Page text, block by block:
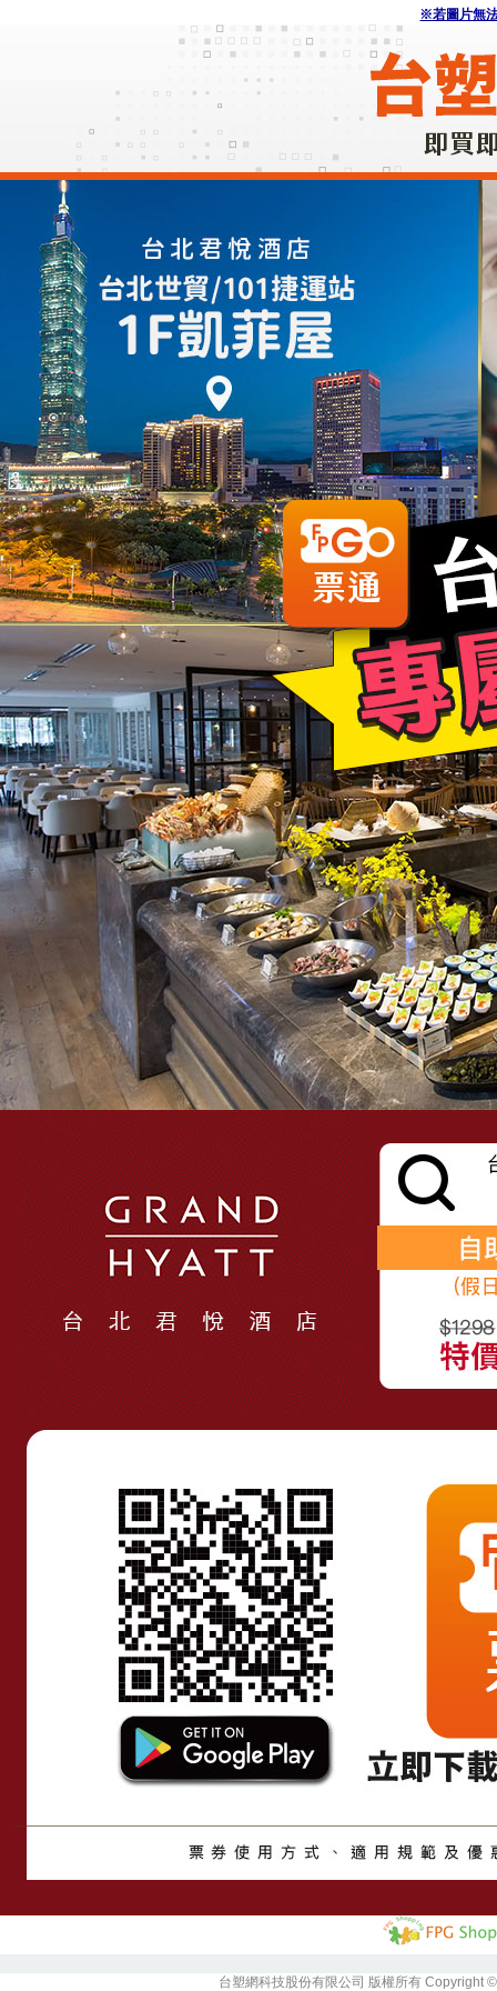
※若圖片無
台塑網科技股份有限公司 版權所有 Copyright